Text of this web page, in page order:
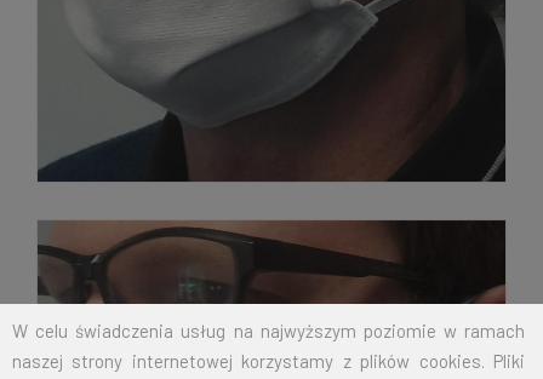
W celu świadczenia usług na najwyższym poziomie w ramach
naszej strony internetowej korzystamy z plików cookies. Pliki